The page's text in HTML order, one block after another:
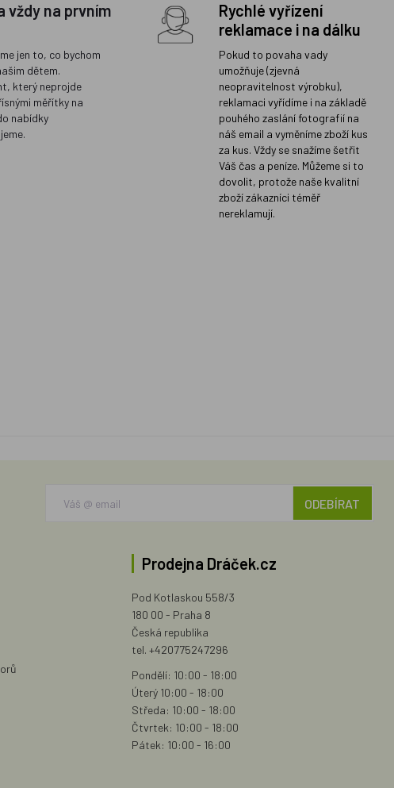
vždy na prvním
jen to, co bychom
dětem.
který neprojde
měřítky na
nabídky
Rychlé vyřízení
reklamace i na dálku
Pokud to povaha vady
umožňuje (zjevná
neopravitelnost výrobku),
reklamaci vyřídíme i na základě
pouhého zaslání fotografií na
náš email a vyměníme zboží kus
za kus. Vždy se snažíme šetřit
Váš čas a peníze. Můžeme si to
dovolit, protože naše kvalitní
zboží zákazníci téměř
nereklamují.
ODEBÍRAT
Prodejna Dráček.cz
Pod Kotlaskou 558/3
180 00 - Praha 8
Česká republika
tel. +420775247296
Pondělí: 10:00 - 18:00
Úterý 10:00 - 18:00
Středa: 10:00 - 18:00
Čtvrtek: 10:00 - 18:00
Pátek: 10:00 - 16:00